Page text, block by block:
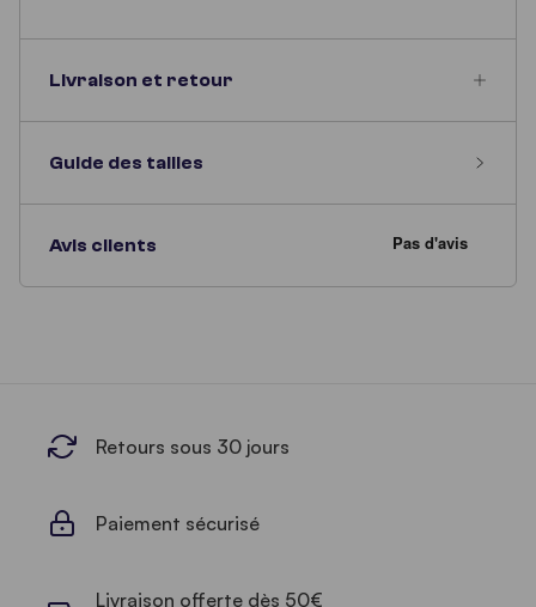
Livraison et retour
Guide des tailles
Avis clients
Retours sous 30 jours
Paiement sécurisé
Livraison offerte dès 50€